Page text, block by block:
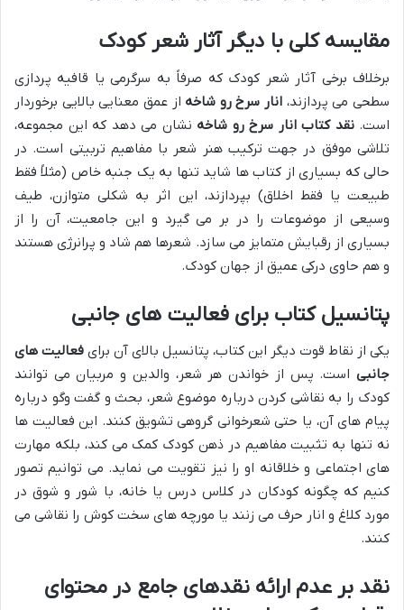
مقایسه کلی با دیگر آثار شعر کودک
برخلاف برخی آثار شعر کودک که صرفاً به سرگرمی یا قافیه پردازی
سطحی می پردازند، انار سرخ رو شاخه از عمق معنایی بالایی برخوردار
است.نقد کتاب انار سرخ رو شاخه نشان می دهد که این مجموعه،
تلاشی موفق در جهت ترکیب هنر شعر با مفاهیم تربیتی است. در
حالی که بسیاری از کتاب ها شاید تنها به یک جنبه خاص (مثلاً فقط
طبیعت یا فقط اخلاق) بپردازند، این اثر به شکلی متوازن، طیف
وسیعی از موضوعات را در بر می گیرد و این جامعیت، آن را از
بسیاری از رقبایش متمایز می سازد. شعرها هم شاد و پرانرژی هستند
و هم حاوی درکی عمیق از جهان کودک.
پتانسیل کتاب برای فعالیت های جانبی
یکی از نقاط قوت دیگر این کتاب، پتانسیل بالای آن برای فعالیت های
جانبی است. پس از خواندن هر شعر، والدین و مربیان می توانند
کودک را به نقاشی کردن درباره موضوع شعر، بحث و گفت وگو درباره
پیام های آن، یا حتی شعرخوانی گروهی تشویق کنند. این فعالیت ها
نه تنها به تثبیت مفاهیم در ذهن کودک کمک می کند، بلکه مهارت
های اجتماعی و خلاقانه او را نیز تقویت می نماید. می توانیم تصور
کنیم که چگونه کودکان در کلاس درس یا خانه، با شور و شوق در
مورد کلاغ و انار حرف می زنند یا مورچه های سخت کوش را نقاشی می
کنند.
نقد بر عدم ارائه نقدهای جامع در محتوای